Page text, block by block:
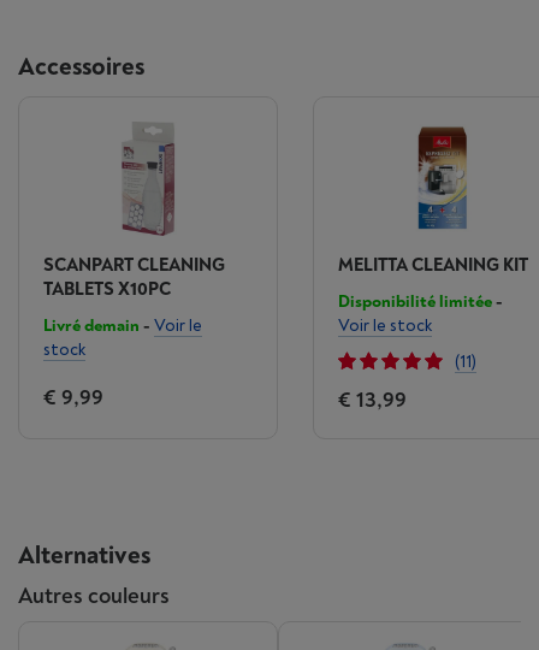
Accessoires
SCANPART CLEANING
TABLETS X10PC
Livré demain - Voir le
stock
€ 9,99
MELITTA CLEANING KIT
Disponibilité limitée-
Voir le stock
(11)
€ 13,99
Alternatives
Autres couleurs